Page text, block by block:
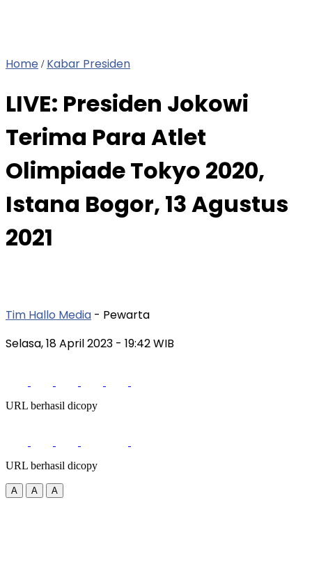
Home / Kabar Presiden
LIVE: Presiden Jokowi
Terima Para Atlet
Olimpiade Tokyo 2020,
Istana Bogor, 13 Agustus
2021
Tim Hallo Media - Pewarta
Selasa, 18 April 2023 - 19:42 WIB
URL berhasil dicopy
URL berhasil dicopy
A A A